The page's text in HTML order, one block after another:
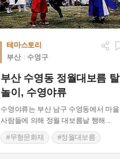
테마스토리
부산
수영구
부산 수영동 정월대보름 탈
놀이, 수영야류
수영야류는 부산 남구 수영동에서 마을
사람들에 의해 정월 대보름날 행해
#무형문화재 #정월대보름
#부산 #강강술래